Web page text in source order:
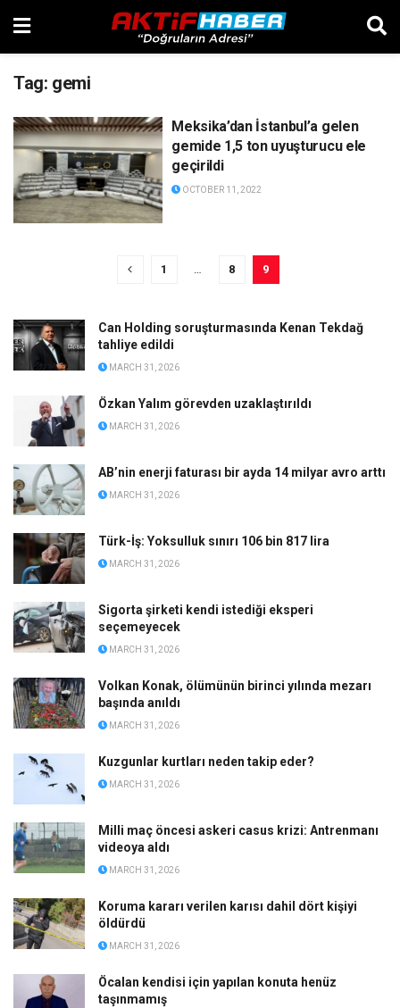
Tag: gemi
Meksika’dan İstanbul’a gelen
gemide 1,5 ton uyuşturucu ele
geçirildi
OCTOBER 11, 2022
1 8 9
Can Holding soruşturmasında Kenan Tekdağ
tahliye edildi
MARCH 31, 2026
Özkan Yalım görevden uzaklaştırıldı
MARCH 31, 2026
AB’nin enerji faturası bir ayda 14 milyar avro arttı
MARCH 31, 2026
Türk-İş: Yoksulluk sınırı 106 bin 817 lira
MARCH 31, 2026
Sigorta şirketi kendi istediği eksperi
seçemeyecek
MARCH 31, 2026
Volkan Konak, ölümünün birinci yılında mezarı
başında anıldı
MARCH 31, 2026
Kuzgunlar kurtları neden takip eder?
MARCH 31, 2026
Milli maç öncesi askeri casus krizi: Antrenmanı
videoya aldı
MARCH 31, 2026
Koruma kararı verilen karısı dahil dört kişiyi
öldürdü
MARCH 31, 2026
Öcalan kendisi için yapılan konuta henüz
taşınmamış